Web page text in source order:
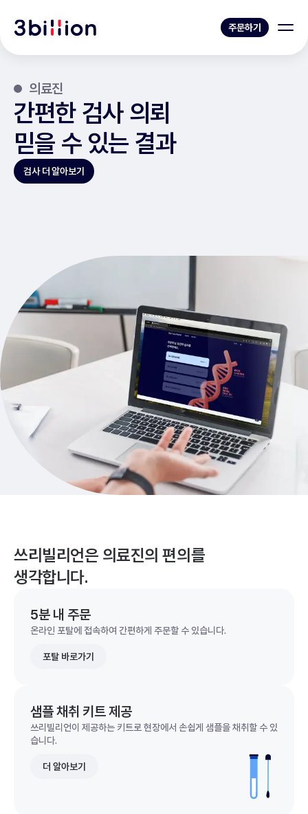
주문하기
의료진
간편한 검사 의뢰
믿을 수 있는 결과
검사 더 알아보기
쓰리빌리언은 의료진의 편의를
생각합니다.
5분 내 주문
온라인 포탈에 접속하여 간편하게 주문할 수 있습니다.
포탈 바로가기
샘플 채취 키트 제공
쓰리빌리언이 제공하는 키트로 현장에서 손쉽게 샘플을 채취할 수 있
습니다.
더 알아보기